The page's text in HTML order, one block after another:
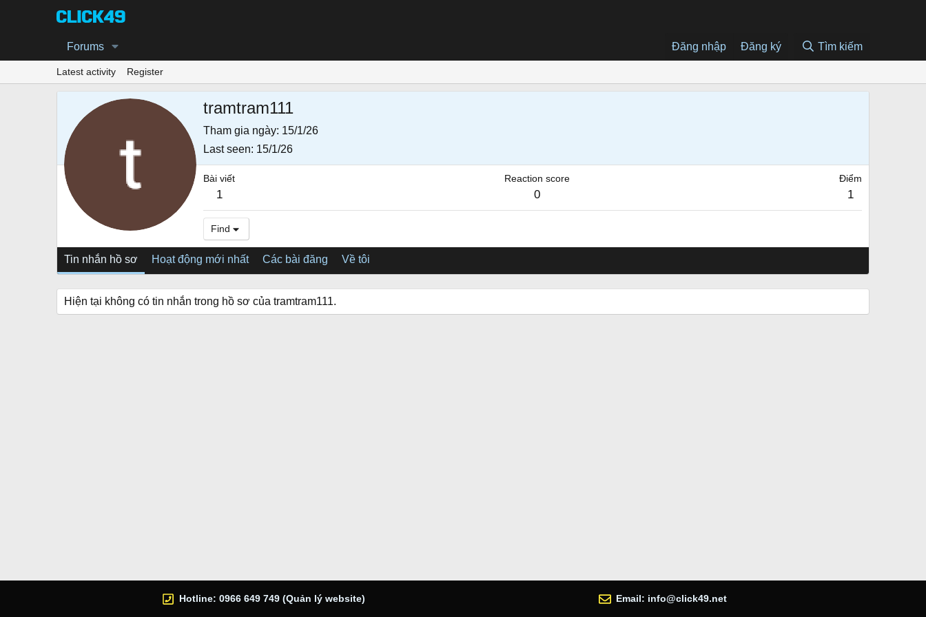
Forums Đăng nhập Đăng ký Tìm kiếm
Latest activity Register
tramtram111
Tham gia ngày 15/1/26
Last seen 15/1/26
Bài viết
1
Reaction score
0
Điểm
1
Find
Tin nhắn hồ sơ Hoạt động mới nhất Các bài đăng Về tôi
Hiện tại không có tin nhắn trong hồ sơ của tramtram111.
Hotline: 0966 649 749 (Quản lý website) Email: info@click49.net